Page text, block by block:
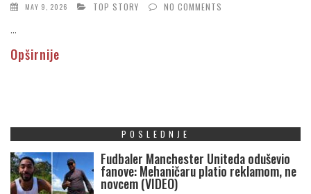
MAY 9, 2026 TOP STORY NO COMMENTS
...
Opširnije
POSLEDNJE
Fudbaler Manchester Uniteda oduševio
fanove: Mehaničaru platio reklamom, ne
novcem (VIDEO)